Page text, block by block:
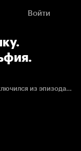
Войти
Иван Проворов потерял клюшку, но не выключился из эпизода. Правда всё закончилось удалением российского защитника.